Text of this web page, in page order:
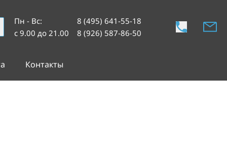
Пн - Вс:
с 9.00 до 21.00
8 (495) 641-55-18
8 (926) 587-86-50
Контакты